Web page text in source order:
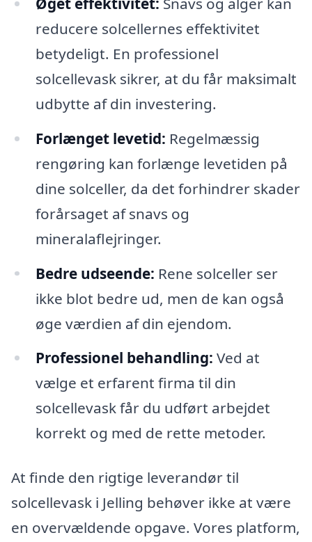
reducere solcellernes effektivitet
betydeligt. En professionel
solcellevask sikrer, at du får maksimalt
udbytte af din investering.
Forlænget levetid: Regelmæssig
rengøring kan forlænge levetiden på
dine solceller, da det forhindrer skader
forårsaget af snavs og
mineralaflejringer.
Bedre udseende: Rene solceller ser
ikke blot bedre ud, men de kan også
øge værdien af din ejendom.
Professionel behandling: Ved at
vælge et erfarent firma til din
solcellevask får du udført arbejdet
korrekt og med de rette metoder.
At finde den rigtige leverandør til
solcellevask i Jelling behøver ikke at være
en overvældende opgave. Vores platform,